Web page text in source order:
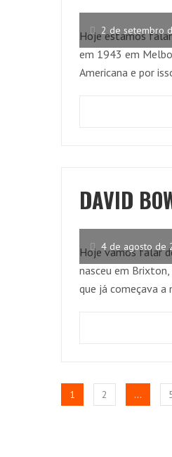
2 de setembro
Hoje estamos
em 1943 em
Americana e por
DAVID
4 de agosto de
Hoje vamos falar
nasceu em Brixton,
que já começava a
1 2 …